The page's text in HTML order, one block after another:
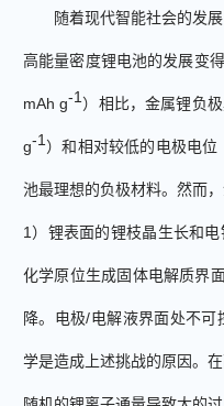
随着现代智能社会的发
高能量密度锂电池的发展变
mAh g-1）相比，金属锂负
g-1）和相对较低的电极电位
池最理想的负极材料。然而
1 ）锂表面的锂枝晶生长和电
化学原位生成固体电解质界
降。电极/电解液界面处不可
学是造成上述挑战的原因。在